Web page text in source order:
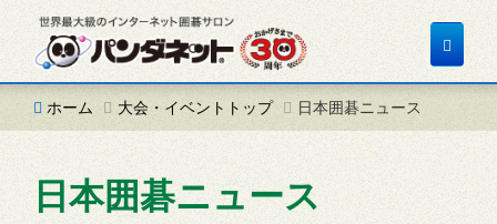
Toggle
ホーム
大会・イベントトップ 日本囲碁ニュース
日本囲碁ニュース